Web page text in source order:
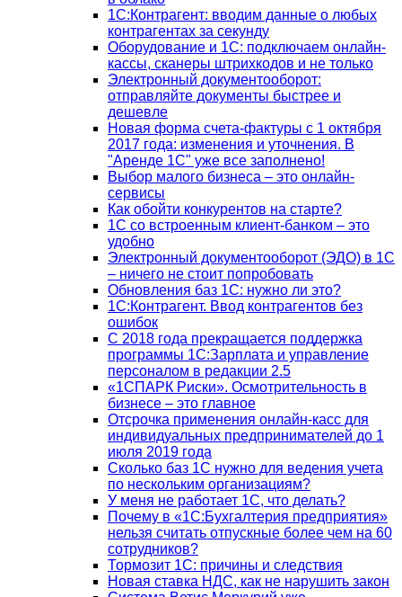
1С:Контрагент: вводим данные о любых
контрагентах за секунду
Оборудование и 1С: подключаем онлайн-
кассы, сканеры штрихкодов и не только
Электронный документооборот:
отправляйте документы быстрее и
дешевле
Новая форма счета-фактуры с 1 октября
2017 года: изменения и уточнения. В
"Аренде 1С" уже все заполнено!
Выбор малого бизнеса – это онлайн-
сервисы
Как обойти конкурентов на старте?
1C со встроенным клиент-банком – это
удобно
Электронный документооборот (ЭДО) в 1С
– ничего не стоит попробовать
Обновления баз 1С: нужно ли это?
1С:Контрагент. Ввод контрагентов без
ошибок
С 2018 года прекращается поддержка
программы 1С:Зарплата и управление
персоналом в редакции 2.5
«1СПАРК Риски». Осмотрительность в
бизнесе – это главное
Отсрочка применения онлайн-касс для
индивидуальных предпринимателей до 1
июля 2019 года
Сколько баз 1C нужно для ведения учета
по нескольким организациям?
У меня не работает 1С, что делать?
Почему в «1С:Бухгалтерия предприятия»
нельзя считать отпускные более чем на 60
сотрудников?
Тормозит 1C: причины и следствия
Новая ставка НДС, как не нарушить закон